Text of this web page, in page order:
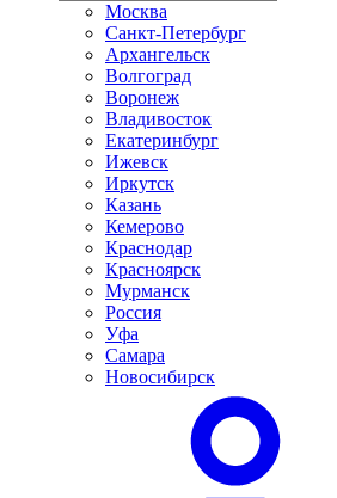
Москва
Санкт-Петербург
Архангельск
Волгоград
Воронеж
Владивосток
Екатеринбург
Ижевск
Иркутск
Казань
Кемерово
Краснодар
Красноярск
Мурманск
Россия
Уфа
Самара
Новосибирск